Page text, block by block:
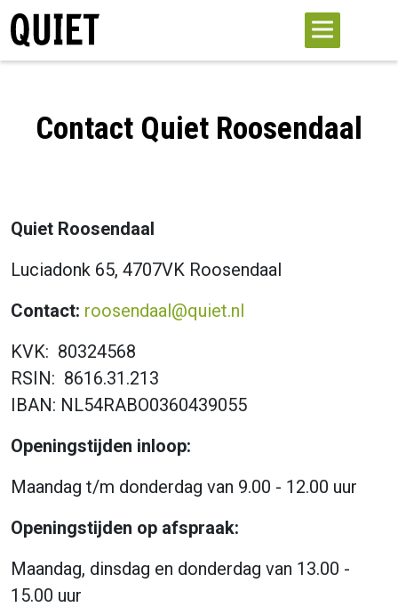
Contact Quiet Roosendaal
Quiet Roosendaal
Luciadonk 65, 4707VK Roosendaal
Contact: roosendaal@quiet.nl
KVK: 80324568
RSIN: 8616.31.213
IBAN: NL54RABO0360439055
Openingstijden inloop:
Maandag t/m donderdag van 9.00 - 12.00 uur
Openingstijden op afspraak:
Maandag, dinsdag en donderdag van 13.00 -
15.00 uur